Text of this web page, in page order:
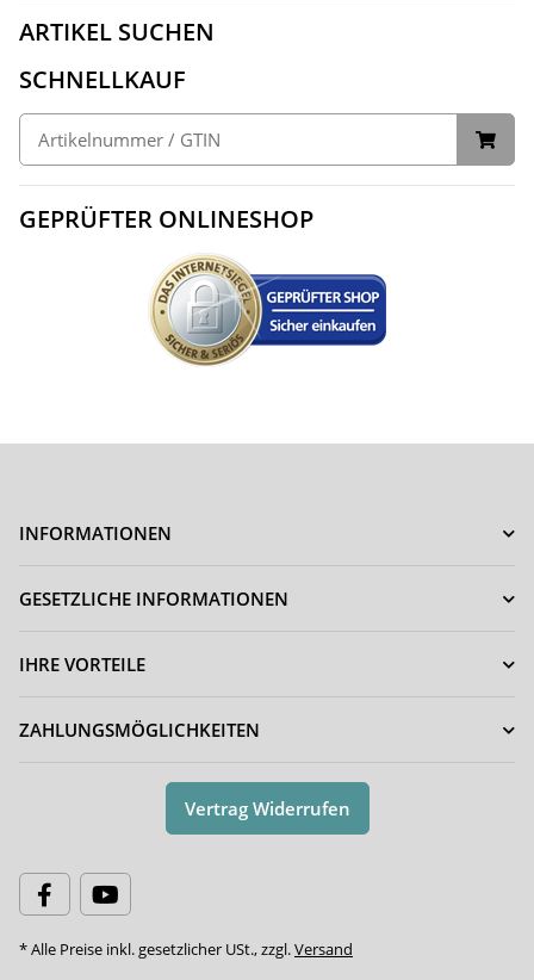
ARTIKEL SUCHEN
SCHNELLKAUF
GEPRÜFTER ONLINESHOP
INFORMATIONEN
GESETZLICHE INFORMATIONEN
IHRE VORTEILE
ZAHLUNGSMÖGLICHKEITEN
Vertrag Widerrufen
* Alle Preise inkl. gesetzlicher USt., zzgl.Versand